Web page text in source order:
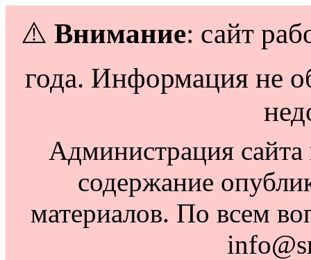
⚠️ Внимание: сайт
года. Информация не
Администрация сайта
содержание
материалов. По всем